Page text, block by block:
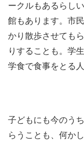
ークルもあるらし
館もあります。市
かり散歩させても
りすることも。学
学食で食事をとる
子どもにも今のう
らうことも、何か